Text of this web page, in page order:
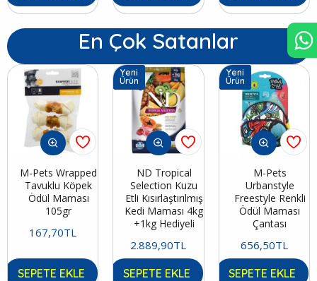
En Çok Satanlar
M-Pets Wrapped
Tavuklu Köpek
Ödül Maması
105gr
167,70TL
SEPETE EKLE
Yeni
Ürün
ND Tropical
Selection Kuzu
Etli Kısırlaştırılmış
Kedi Maması 4kg
+1kg Hediyeli
2.889,90TL
SEPETE EKLE
Yeni
Ürün
M-Pets
Urbanstyle
Freestyle Renkli
Ödül Maması
Çantası
656,50TL
SEPETE EKLE